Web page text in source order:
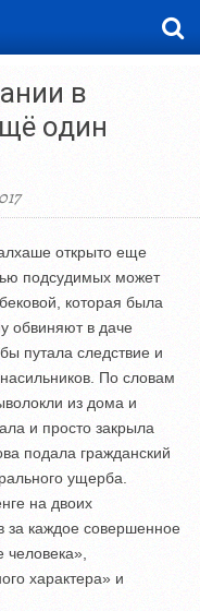
в
один
открыто еще
подсудимых может
которая была
обвиняют в даче
путала следствие и
насильников. По словам
из дома и
и просто закрыла
подала гражданский
ущерба.
на двоих
за каждое совершенное
характера» и